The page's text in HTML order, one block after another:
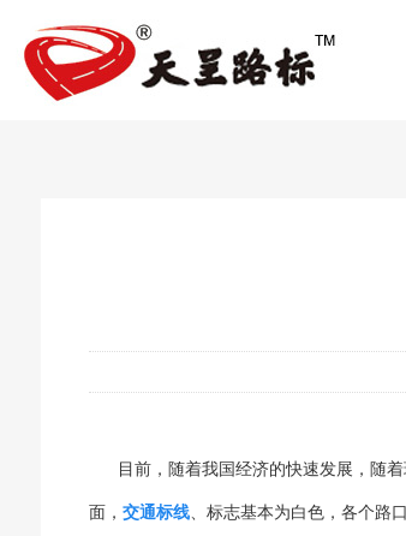
目前，随着我国经济的快速发展，随
面， 交通标线、标志基本为白色，各个路